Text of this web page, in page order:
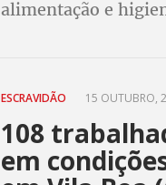
alimentação e
ESCRAVIDÃO 15 OUTUBRO,
108
em